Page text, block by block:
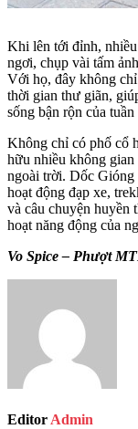
Khi lên tới đỉnh,
ngơi, chụp vài tấm
Với họ, đây không
thời gian thư giãn,
sống bận rộn của
Không chỉ có phố cổ
hữu nhiều không
ngoài trời. Dốc Gióng
hoạt động đạp xe,
và câu chuyện huyền
hoạt năng động của
Vo Spice – Phượt
Editor Admin